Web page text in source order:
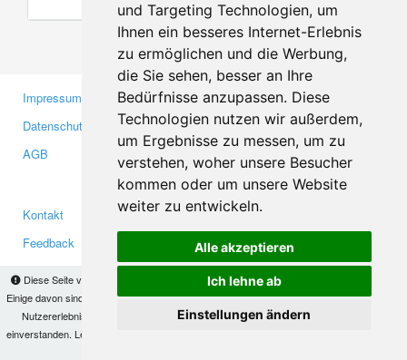
und Targeting Technologien, um
Ihnen ein besseres Internet-Erlebnis
zu ermöglichen und die Werbung,
die Sie sehen, besser an Ihre
Bedürfnisse anzupassen. Diese
Technologien nutzen wir außerdem,
um Ergebnisse zu messen, um zu
verstehen, woher unsere Besucher
kommen oder um unsere Website
weiter zu entwickeln.
Alle akzeptieren
Ich lehne ab
Einstellungen ändern
Diese Seite verwendet Cookies, um Informationen auf Ihrem Computer zu speichern.
Einige davon sind notwendig, damit unsere Seite funktioniert, andere helfen uns dabei, das
Nutzererlebnis zu verbessern. Mit der Nutzung dieser Seite erklären Sie sich damit
einverstanden. Lesen Sie unsere
Impressum
Datenschutzerklärung
AGB
Gewerbetreibende
Investoren
Medien
Kontakt
Feedback
Facebook
Twitter
YouTube
Google+